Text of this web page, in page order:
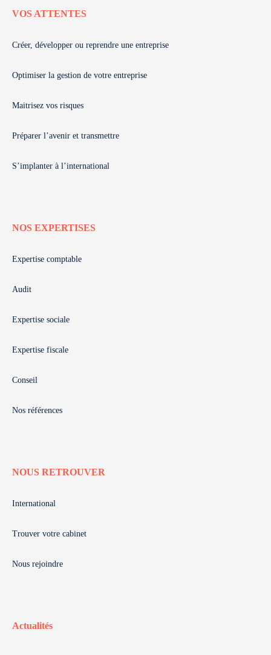
VOS ATTENTES
Créer, développer ou reprendre une entreprise
Optimiser la gestion de votre entreprise
Maitrisez vos risques
Préparer l’avenir et transmettre
S’implanter à l’international
NOS EXPERTISES
Expertise comptable
Audit
Expertise sociale
Expertise fiscale
Conseil
Nos références
NOUS RETROUVER
International
Trouver votre cabinet
Nous rejoindre
Actualités